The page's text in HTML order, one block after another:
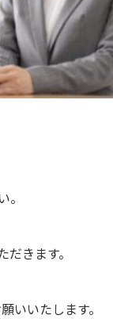
きます。
いたします。